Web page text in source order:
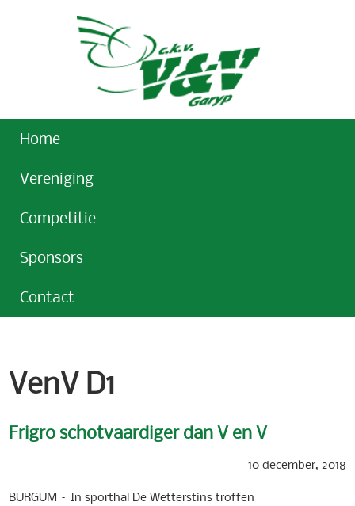
Home
Vereniging
Competitie
Sponsors
Contact
VenV D1
Frigro schotvaardiger dan V en V
10 december, 2018
BURGUM – In sporthal De Wetterstins troffen